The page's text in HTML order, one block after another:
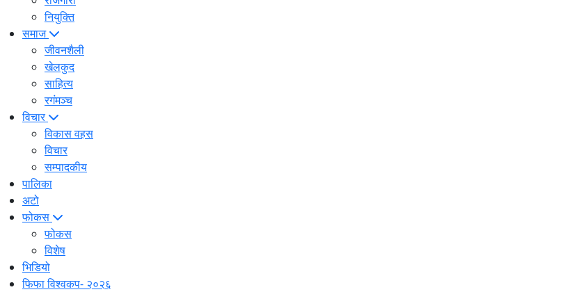
नियुक्ति
समाज
जीवनशैली
खेलकुद
साहित्य
रगंमञ्च
विचार
विकास वहस
विचार
सम्पादकीय
पालिका
अटो
फोकस
फोकस
विशेष
भिडियो
फिफा विश्वकप- २०२६